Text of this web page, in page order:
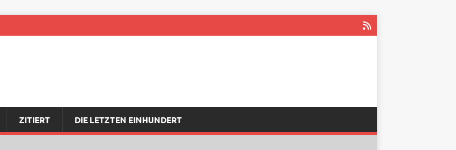
ZITIERT DIE LETZTEN EINHUNDERT